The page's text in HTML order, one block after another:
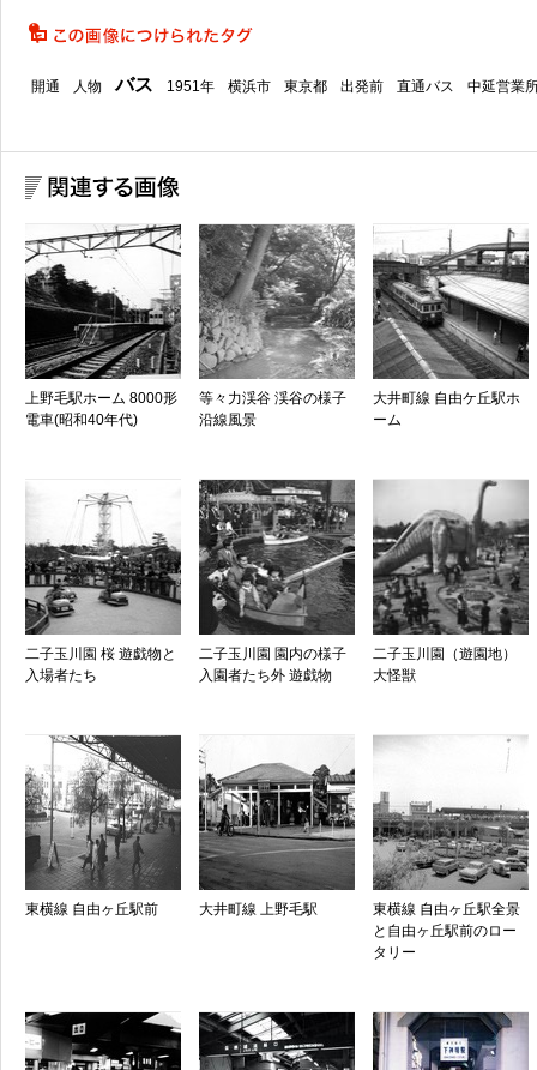
開通 人物 バス 1951年 横浜市 東京都 出発前 直通バス 中延営業
上野毛駅ホーム 8000形
電車(昭和40年代)
等々力渓谷 渓谷の様子
沿線風景
大井町線 自由ケ丘駅ホ
ーム
二子玉川園 桜 遊戯物と
入場者たち
二子玉川園 園内の様子
入園者たち外 遊戯物
二子玉川園（遊園地）
大怪獣
東横線 自由ヶ丘駅前 大井町線 上野毛駅
東横線 自由ヶ丘駅全景
と自由ヶ丘駅前のロー
タリー